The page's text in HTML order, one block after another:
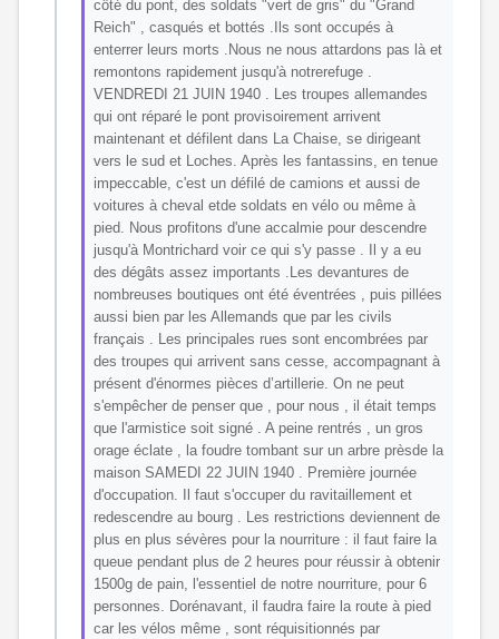
côté du pont, des soldats "vert de gris" du "Grand
Reich" , casqués et bottés .Ils sont occupés à
enterrer leurs morts .Nous ne nous attardons pas là et
remontons rapidement jusqu'à notrerefuge .
VENDREDI 21 JUIN 1940 . Les troupes allemandes
qui ont réparé le pont provisoirement arrivent
maintenant et défilent dans La Chaise, se dirigeant
vers le sud et Loches. Après les fantassins, en tenue
impeccable, c'est un défilé de camions et aussi de
voitures à cheval etde soldats en vélo ou même à
pied. Nous profitons d'une accalmie pour descendre
jusqu'à Montrichard voir ce qui s'y passe . Il y a eu
des dégâts assez importants .Les devantures de
nombreuses boutiques ont été éventrées , puis pillées
aussi bien par les Allemands que par les civils
français . Les principales rues sont encombrées par
des troupes qui arrivent sans cesse, accompagnant à
présent d'énormes pièces d’artillerie. On ne peut
s'empêcher de penser que , pour nous , il était temps
que l'armistice soit signé . A peine rentrés , un gros
orage éclate , la foudre tombant sur un arbre prèsde la
maison SAMEDI 22 JUIN 1940 . Première journée
d'occupation. Il faut s'occuper du ravitaillement et
redescendre au bourg . Les restrictions deviennent de
plus en plus sévères pour la nourriture : il faut faire la
queue pendant plus de 2 heures pour réussir à obtenir
1500g de pain, l'essentiel de notre nourriture, pour 6
personnes. Dorénavant, il faudra faire la route à pied
car les vélos même , sont réquisitionnés par